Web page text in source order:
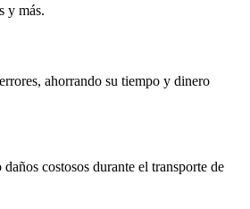
y más.
ahorrando su tiempo y dinero
costosos durante el transporte de